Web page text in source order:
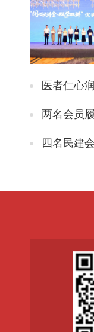
医者仁心
两名会员
四名民建会员